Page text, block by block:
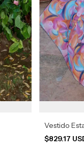
Vestido
$829.17